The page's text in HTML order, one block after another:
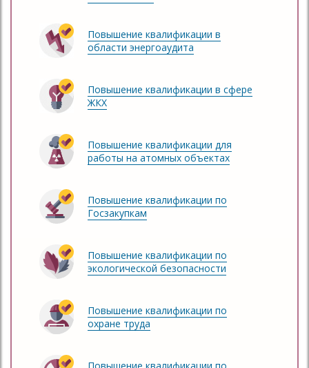
Повышение квалификации в
области энергоаудита
Повышение квалификации в сфере
ЖКХ
Повышение квалификации для
работы на атомных объектах
Повышение квалификации по
Госзакупкам
Повышение квалификации по
экологической безопасности
Повышение квалификации по
охране труда